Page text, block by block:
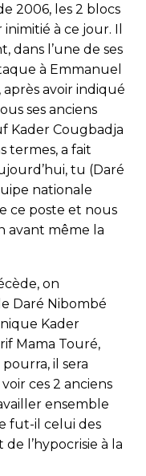
2006, les 2 blocs
à ce jour. Il
dans l’une de ses
à Emmanuel
avoir indiqué
ses anciens
Kader Cougbadja
termes, a fait
tu (Daré
nationale
ce poste et nous
avant même la
on
Daré Nibombé
Kader
Mama Touré,
il sera
ces 2 anciens
ensemble
fut-il celui des
l’hypocrisie à la